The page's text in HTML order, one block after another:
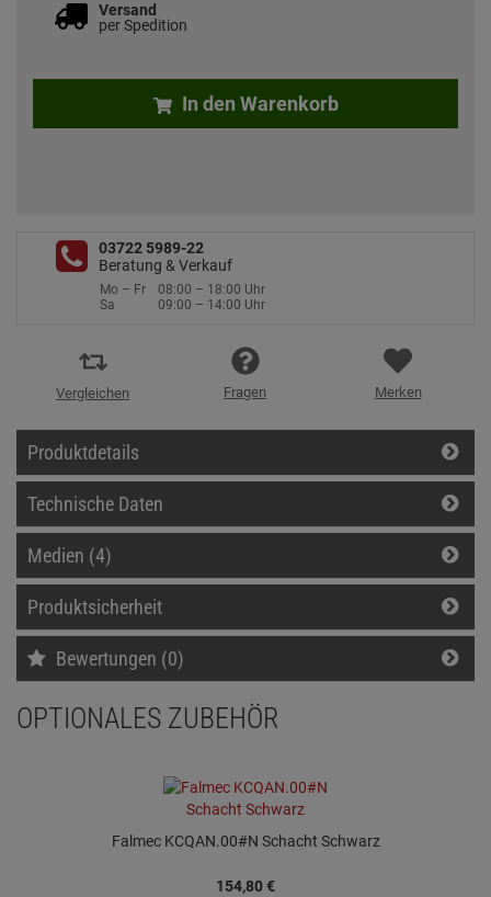
Versand
per Spedition
In den Warenkorb
03722 5989-22
Beratung & Verkauf
Mo – Fr
08:00 – 18:00 Uhr
Sa
09:00 – 14:00 Uhr
Vergleichen Fragen Merken
Produktdetails
Technische Daten
Medien (4)
Produktsicherheit
Bewertungen (0)
OPTIONALES ZUBEHÖR
Falmec KCQAN.00#N Schacht Schwarz
154,80€